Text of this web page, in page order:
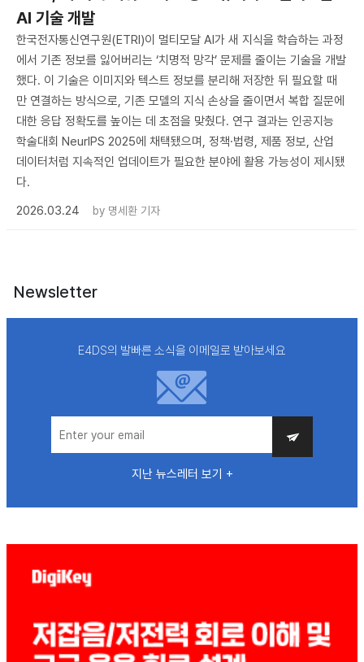
AI 기술 개발
한국전자통신연구원(ETRI)이 멀티모달 AI가 새 지식을 학습하는 과정
에서 기존 정보를 잃어버리는 ‘치명적 망각’ 문제를 줄이는 기술을 개발
했다. 이 기술은 이미지와 텍스트 정보를 분리해 저장한 뒤 필요할 때
만 연결하는 방식으로, 기존 모델의 지식 손상을 줄이면서 복합 질문에
대한 응답 정확도를 높이는 데 초점을 맞췄다. 연구 결과는 인공지능
학술대회 NeurIPS 2025에 채택됐으며, 정책·법령, 제품 정보, 산업
데이터처럼 지속적인 업데이트가 필요한 분야에 활용 가능성이 제시됐
다.
2026.03.24
by 명세환 기자
Newsletter
E4DS의 발빠른 소식을 이메일로 받아보세요
지난 뉴스레터 보기 +